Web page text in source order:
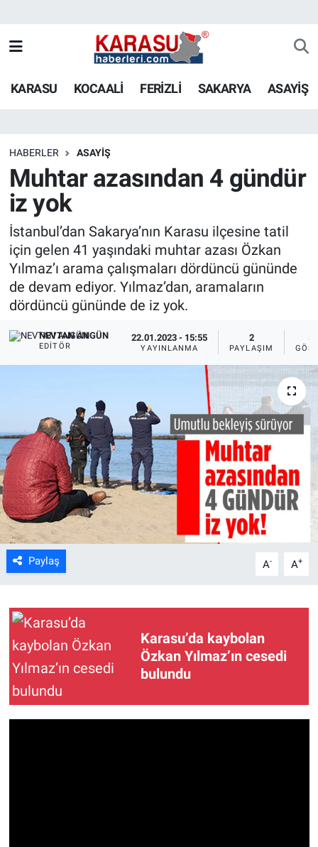
KARASU KOCAALİ FERİZLİ SAKARYA ASAYİŞ
HABERLER ASAYİŞ
Muhtar azasından 4 gündür
iz yok
İstanbul’dan Sakarya’nın Karasu ilçesine tatil
için gelen 41 yaşındaki muhtar azası Özkan
Yılmaz’ı arama çalışmaları dördüncü gününde
de devam ediyor. Yılmaz’dan, aramaların
dördüncü gününde de iz yok.
NEVTAN ANGÜN
EDITÖR
22.01.2023 - 15:55
YAYINLANMA
2
PAYLAŞIM
Paylaş A- A+
Karasu’da kaybolan
Özkan Yılmaz’ın cesedi
bulundu